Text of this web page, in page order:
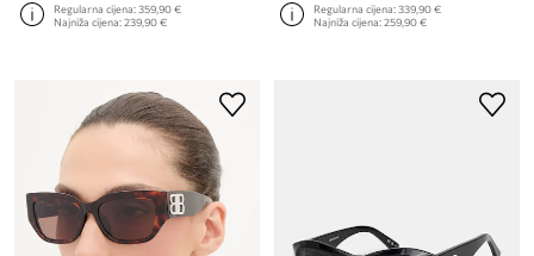
Regularna cijena:359,90 €
Najniža cijena:239,90 €
Regularna cijena:339,90 €
Najniža cijena:259,90 €